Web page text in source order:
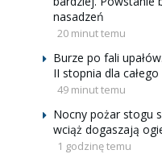
nasadzeń
20 minut temu
Burze po fali
II stopnia dla
49 minut temu
Nocny pożar stogu
wciąż dogaszają
1 godzinę temu